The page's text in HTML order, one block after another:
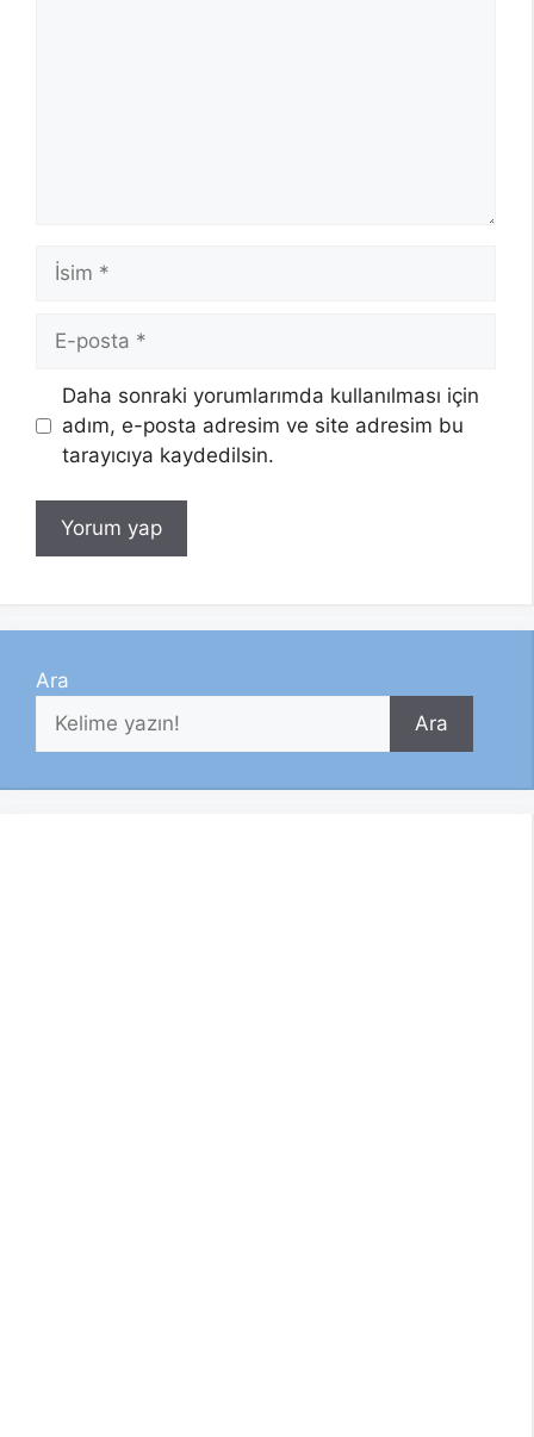
İsim
posta
Daha sonraki yorumlarımda kullanılması için
adım, e-posta adresim ve site adresim bu
tarayıcıya kaydedilsin.
Ara
Ara